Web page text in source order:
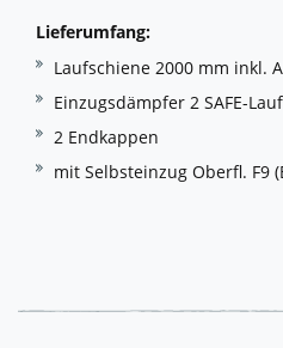
Lieferumfang:
Laufschiene 2000 mm inkl.
Einzugsdämpfer 2 SAFE-
2 Endkappen
mit Selbsteinzug Oberfl. F9